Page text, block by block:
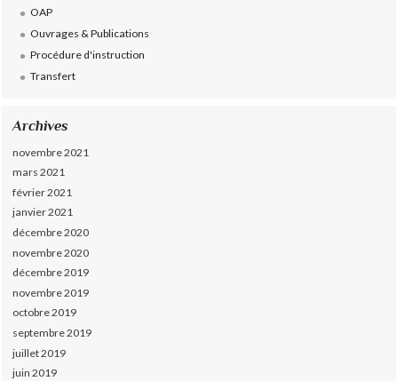
OAP
Ouvrages & Publications
Procédure d'instruction
Transfert
Archives
novembre 2021
mars 2021
février 2021
janvier 2021
décembre 2020
novembre 2020
décembre 2019
novembre 2019
octobre 2019
septembre 2019
juillet 2019
juin 2019